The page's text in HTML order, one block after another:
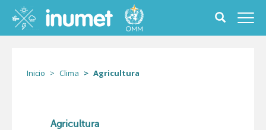
contenido
principal
Toggle
search
form
Inicio Clima Agricultura
Agricultura